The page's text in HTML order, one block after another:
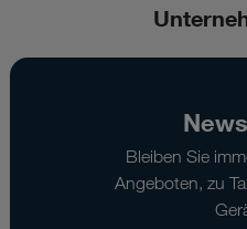
Bleiben Sie
Angeboten, zu